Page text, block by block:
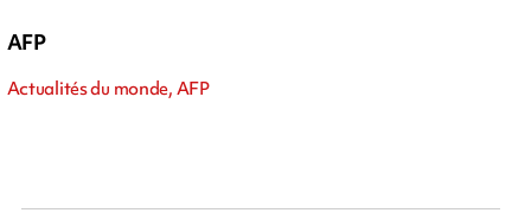
AFP
Actualités du monde, AFP